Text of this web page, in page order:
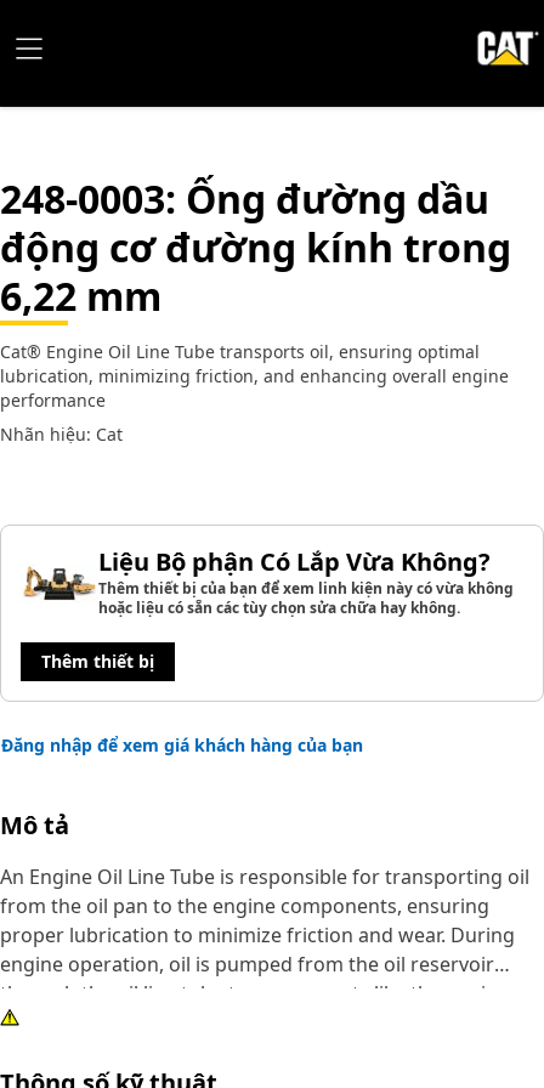
248-0003: Ống đường dầu
động cơ đường kính trong
6,22 mm
Cat® Engine Oil Line Tube transports oil, ensuring optimal
lubrication, minimizing friction, and enhancing overall engine
performance
Nhãn hiệu: Cat
Liệu Bộ phận Có Lắp Vừa Không?
Thêm thiết bị của bạn để xem linh kiện này có vừa không
hoặc liệu có sẵn các tùy chọn sửa chữa hay không.
Thêm thiết bị
Đăng nhập để xem giá khách hàng của bạn
Mô tả
An Engine Oil Line Tube is responsible for transporting oil
from the oil pan to the engine components, ensuring
proper lubrication to minimize friction and wear. During
engine operation, oil is pumped from the oil reservoir
through the oil line tube to components like the engine
bearings and camshaft. The tube's design and materials
contributing to the engine's longevity and efficient